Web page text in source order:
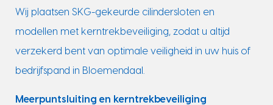
Wij plaatsen SKG-gekeurde cilindersloten en
modellen met kerntrekbeveiliging, zodat u altijd
verzekerd bent van optimale veiligheid in uw huis of
bedrijfspand in Bloemendaal.
Meerpuntsluiting en kerntrekbeveiliging